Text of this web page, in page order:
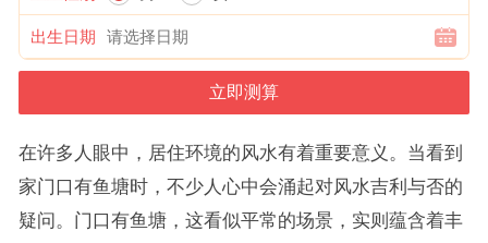
出生日期
在许多人眼中，居住环境的风水有着重要意义。当看到
家门口有鱼塘时，不少人心中会涌起对风水吉利与否的
疑问。门口有鱼塘，这看似平常的场景，实则蕴含着丰